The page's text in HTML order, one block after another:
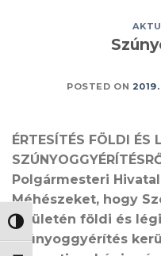
NAGY KONTRASZT
POSTED ON
ÉRTESÍTÉS FÖLDI ÉS
Polgármesteri
Méhészeket, hogy
területén földi és
szúnyoggyérítés